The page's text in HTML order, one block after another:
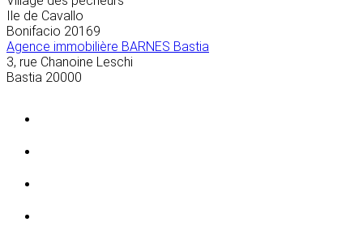
Ile de Cavallo
Bonifacio 20169
Agence immobilière BARNES Bastia
3, rue Chanoine Leschi
Bastia 20000